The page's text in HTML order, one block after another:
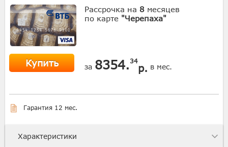
Рассрочка на 8 месяцев
по карте "Черепаха"
Купить за 8354. 34
р. в мес.
Гарантия 12 мес.
Характеристики